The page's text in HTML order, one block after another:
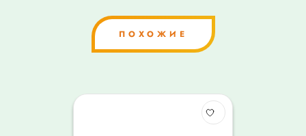
ПОХОЖИЕ